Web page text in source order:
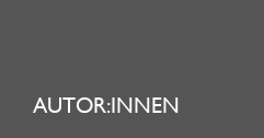
AUTOR:INNEN